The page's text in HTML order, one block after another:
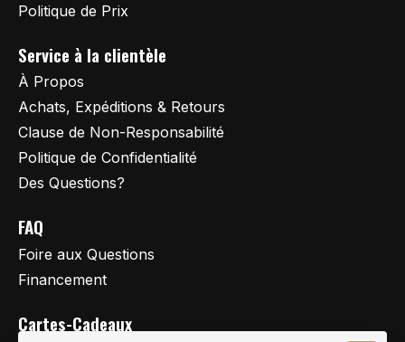
Politique de Prix
Service à la clientèle
À Propos
Achats, Expéditions & Retours
Clause de Non-Responsabilité
Politique de Confidentialité
Des Questions?
FAQ
Foire aux Questions
Financement
Cartes-Cadeaux